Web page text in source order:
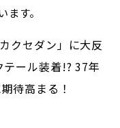
す。
クセダン」に大反
ール装着!? 37年
待高まる！